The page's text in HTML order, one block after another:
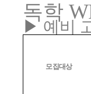
독학
▶ 예비
모집대상